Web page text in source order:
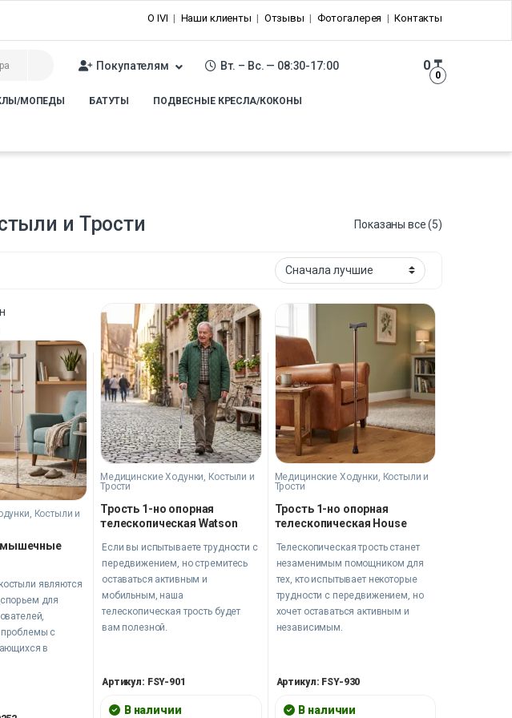
О IVI Наши клиенты Отзывы Фотогалерея Контакты
Покупателям Вт. – Вс. — 08:30-17:00
0
0₸
МОПЕДЫ БАТУТЫ ПОДВЕСНЫЕ КРЕСЛА/КОКОНЫ
и Трости Показаны все (5)
Костыли и
являются
для
с
в
Медицинские Ходунки, Костыли и
Трости
Трость 1-но опорная
телескопическая Watson
Если вы испытываете трудности с
передвижением, но стремитесь
оставаться активным и
мобильным, наша
телескопическая трость будет
вам полезной.
Артикул: FSY-901
В наличии
Медицинские Ходунки, Костыли и
Трости
Трость 1-но опорная
телескопическая House
Телескопическая трость станет
незаменимым помощником для
тех, кто испытывает некоторые
трудности с передвижением, но
хочет оставаться активным и
независимым.
Артикул: FSY-930
В наличии